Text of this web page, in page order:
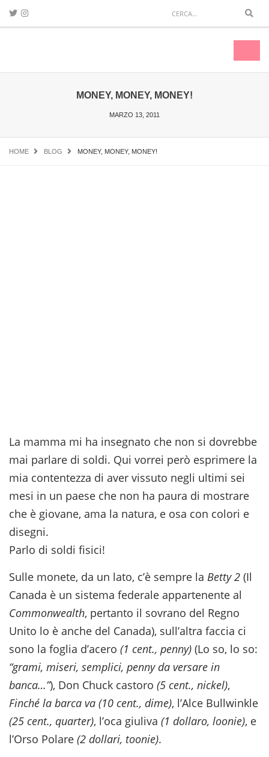
MONEY, MONEY, MONEY!
MARZO 13, 2011
HOME BLOG MONEY, MONEY, MONEY!
La mamma mi ha insegnato che non si dovrebbe
mai parlare di soldi. Qui vorrei però esprimere la
mia contentezza di aver vissuto negli ultimi sei
mesi in un paese che non ha paura di mostrare
che è giovane, ama la natura, e osa con colori e
disegni.
Parlo di soldi fisici!
Sulle monete, da un lato, c’è sempre la Betty 2 (Il
Canada è un sistema federale appartenente al
Commonwealth, pertanto il sovrano del Regno
Unito lo è anche del Canada), sull’altra faccia ci
sono la foglia d’acero (1 cent., penny) (Lo so, lo so:
“grami, miseri, semplici, penny da versare in
banca…”), Don Chuck castoro (5 cent., nickel),
Finché la barca va (10 cent., dime), l’Alce Bullwinkle
(25 cent., quarter), l’oca giuliva (1 dollaro, loonie), e
l’Orso Polare (2 dollari, toonie).